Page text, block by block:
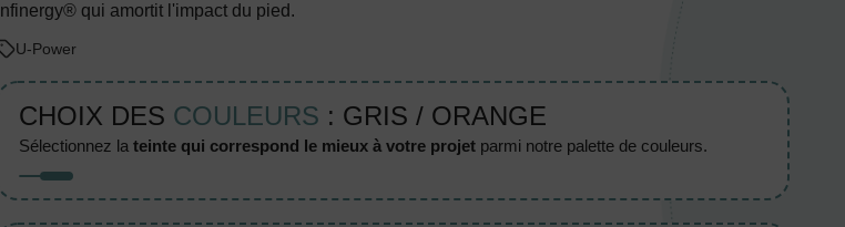
Infinergy® qui amortit l'impact du pied.
U-Power
CHOIX DES COULEURS : GRIS / ORANGE
sélectionnez la teinte qui correspond le mieux à votre projetparmi notre palette de couleurs.